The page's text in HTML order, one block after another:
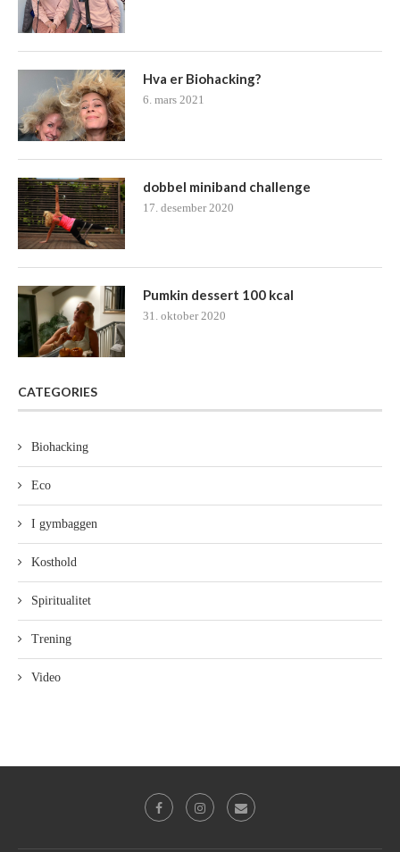
Hva er Biohacking?
6. mars 2021
dobbel miniband challenge
17. desember 2020
Pumkin dessert 100 kcal
31. oktober 2020
CATEGORIES
Biohacking
Eco
I gymbaggen
Kosthold
Spiritualitet
Trening
Video